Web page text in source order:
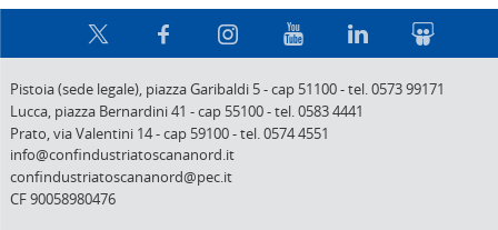
Pistoia (sede legale), piazza Garibaldi 5-cap 51100-tel. 0573 99171
Lucca, piazza Bernardini 41 -cap 55100-tel. 0583 4441
Prato,via Valentini 14-cap 59100-tel. 0574 4551
info@confindustriatoscananord.it
confindustriatoscananord@pec.it
CF 90058980476